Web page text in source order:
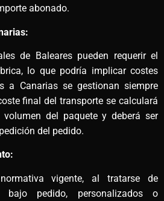
abonado.
de Baleares pueden requerir el
lo que podría implicar costes
a Canarias se gestionan siempre
final del transporte se calculará
del paquete y deberá ser
del pedido.
vigente, al tratarse de
bajo pedido, personalizados o